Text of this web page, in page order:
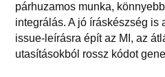
párhuzamos munka,
integrálás. A jó íráskészség is
issue-leírásra épít az MI, az
utasításokból rossz kódot